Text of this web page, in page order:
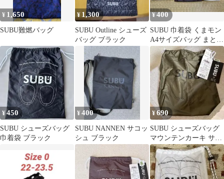
¥ 1,650
SUBU難燃バッグ
¥ 1,300
SUBU Outline シューズ
バッグ ブラック
¥400
SUBU 巾着袋 くまモン
A4サイズバッグ まとめ
売り
¥450
SUBU シューズバッグ
巾着袋 ブラック
¥400
SUBU NANNEN サコッ
シュ ブラック
¥690
SUBU シューズバッグ
マウンテンカーキ サイ
ズ3